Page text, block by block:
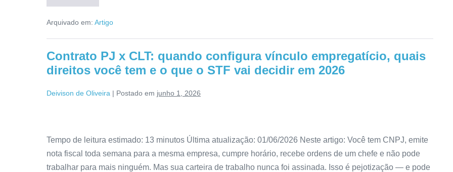
Arquivado em: Artigo
Contrato PJ x CLT: quando configura vínculo empregatício, quais
direitos você tem e o que o STF vai decidir em 2026
Deivison de Oliveira | Postado em junho 1, 2026
Tempo de leitura estimado: 13 minutos Última atualização: 01/06/2026 Neste artigo: Você tem CNPJ, emite
nota fiscal toda semana para a mesma empresa, cumpre horário, recebe ordens de um chefe e não pode
trabalhar para mais ninguém. Mas sua carteira de trabalho nunca foi assinada. Isso é pejotização — e pode